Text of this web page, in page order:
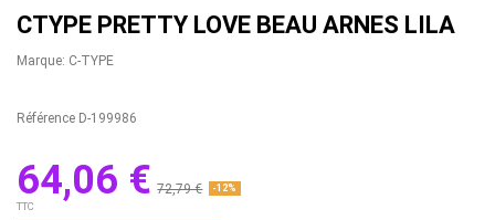
CTYPE PRETTY LOVE BEAU ARNES LILA
Marque: C-TYPE
Référence D-199986
64,06 € 72,79 € -12%
TTC